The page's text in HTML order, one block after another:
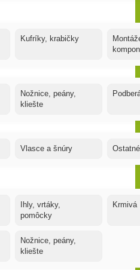
Kufríky, krabičky
Nožnice, peány,
kliešte
Vlasce a šnúry
Ihly, vrtáky,
pomôcky
Krmivá
Nožnice, peány,
kliešte